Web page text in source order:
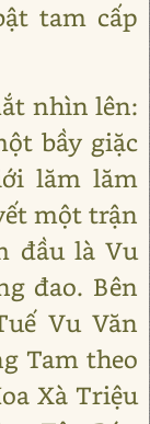
tam cấp
nhìn lên:
bầy giặc
lăm lăm
một trận
đầu là Vu
đao. Bên
Vu Văn
Tam theo
Xà Triệu